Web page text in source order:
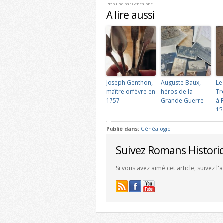
Propulsé par Genealone
A lire aussi
Joseph Genthon,
maître orfèvre en
1757
Auguste Baux,
héros de la
Grande Guerre
à
Publié dans: Généalogie
Suivez Romans
Si vous avez aimé cet article, suivez